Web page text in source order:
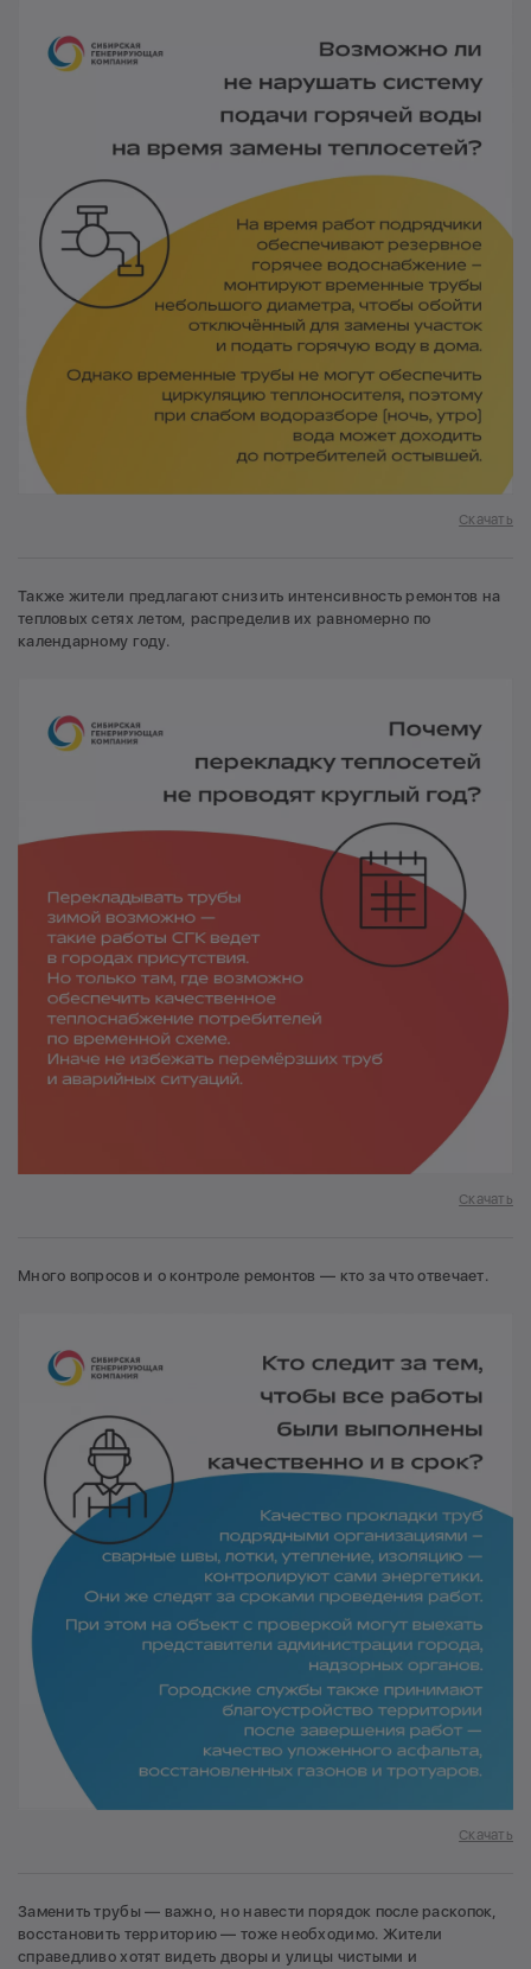
Скачать
Также жители предлагают снизить интенсивность ремонтов на
тепловых сетях летом, распределив их равномерно по
календарному году.
Скачать
Много вопросов и о контроле ремонтов — кто за что отвечает.
Скачать
Заменить трубы — важно, но навести порядок после раскопок,
восстановить территорию — тоже необходимо. Жители
справедливо хотят видеть дворы и улицы чистыми и